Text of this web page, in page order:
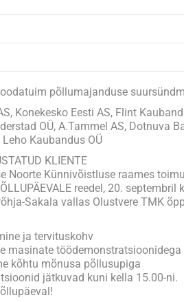
põllumajanduse
Konekesko Eesti AS, Flint
OÜ, A.Tammel AS, Dotnuva
Kaubandus OÜ
KLIENTE
Noorte Künnivõistluse raames
reedel, 20.
Sakala vallas Olustvere TMK
ja tervituskohv
masinate töödemonstratsioonidega
kõhtu mõnusa põllusupiga
jätkuvad kuni kella 15.00-ni.